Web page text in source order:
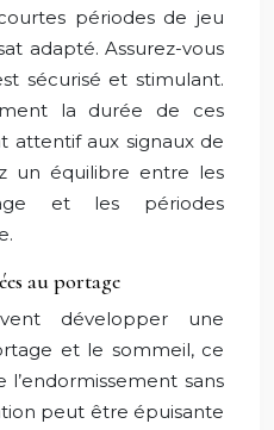
périodes de jeu
adapté. Assurez-vous
sécurisé et stimulant.
la durée de ces
attentif aux signaux de
un équilibre entre les
et les périodes
au portage
développer une
et le sommeil, ce
sans
peut être épuisante